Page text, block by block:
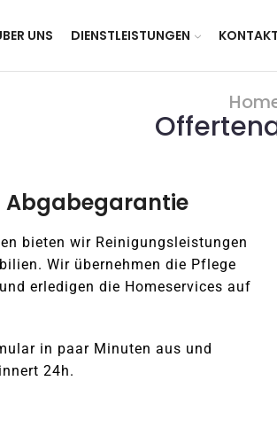
UNS DIENSTLEISTUNGEN KONTAKT
Abgabegarantie
bieten wir Reinigungsleistungen
Wir übernehmen die Pflege
erledigen die Homeservices auf
in paar Minuten aus und
24h.